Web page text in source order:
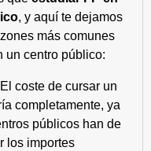
, y aquí te dejamos
más comunes
un centro público:
coste de cursar un
completamente, ya
públicos han de
los importes